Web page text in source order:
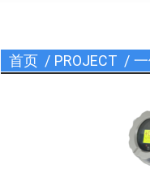
您在这里：
首页 PROJECT